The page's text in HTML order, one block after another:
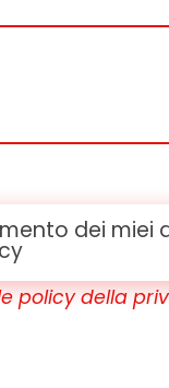
dei miei
policy della